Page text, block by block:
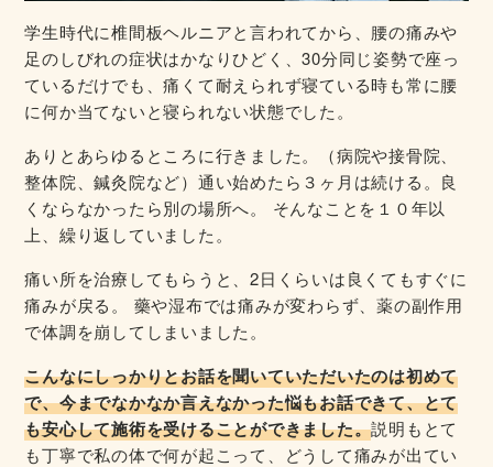
学生時代に椎間板ヘルニアと言われてから、腰の痛みや
足のしびれの症状はかなりひどく、30分同じ姿勢で座っ
ているだけでも、痛くて耐えられず寝ている時も常に腰
に何か当てないと寝られない状態でした。
ありとあらゆるところに行きました。（病院や接骨院、
整体院、鍼灸院など）通い始めたら３ヶ月は続ける。良
くならなかったら別の場所へ。 そんなことを１０年以
上、繰り返していました。
痛い所を治療してもらうと、2日くらいは良くてもすぐに
痛みが戻る。 藥や湿布では痛みが変わらず、薬の副作用
で体調を崩してしまいました。
こんなにしっかりとお話を聞いていただいたのは初めて
で、今までなかなか言えなかった悩もお話できて、とて
も安心して施術を受けることができました。説明もとて
も丁寧で私の体で何が起こって、どうして痛みが出てい